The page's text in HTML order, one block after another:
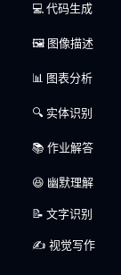
💻 代码生成
🖼️ 图像描述
📊 图表分析
🔍 实体识别
📚 作业解答
😆 幽默理解
📝 文字识别
✍️ 视觉写作